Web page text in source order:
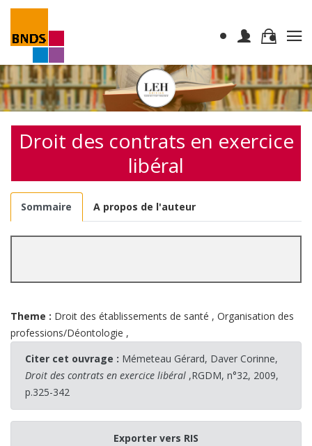
Droit des contrats en exercice
libéral
Sommaire A propos de l'auteur
Theme : Droit des établissements de santé , Organisation des
professions/Déontologie ,
Citer cet ouvrage : Mémeteau Gérard, Daver Corinne,
Droit des contrats en exercice libéral ,RGDM, n°32, 2009,
p.325-342
Exporter vers RIS